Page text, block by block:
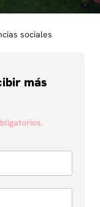
sociales
más